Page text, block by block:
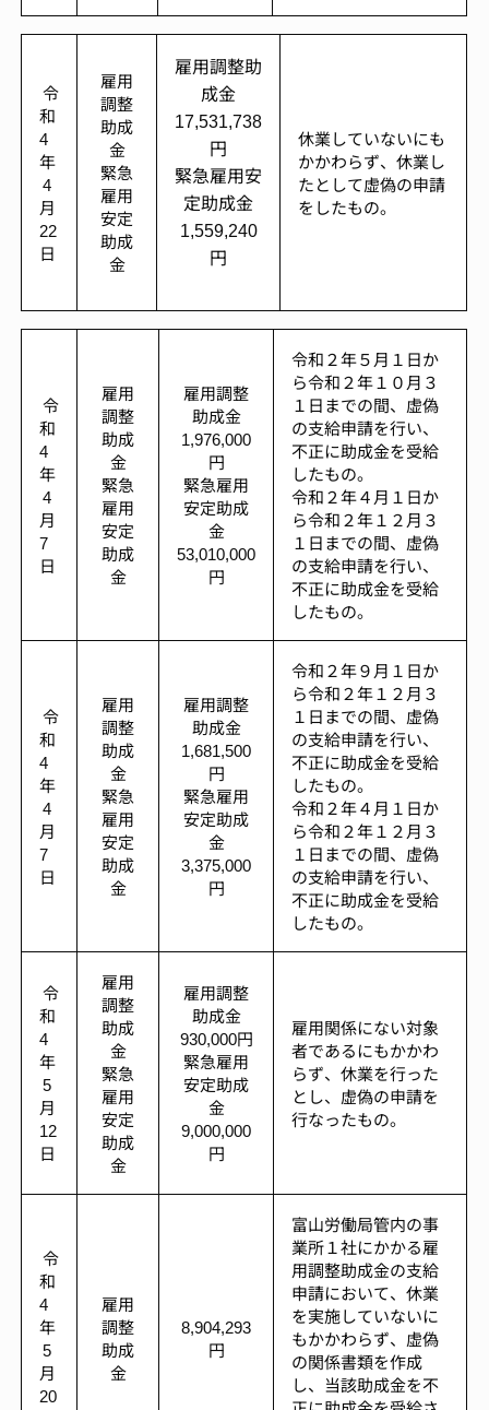
令
和
4
年
4
月
22
日
雇用
調整
助成
金
緊急
雇用
安定
助成
金
雇用調整助
成金
17,531,738
円
緊急雇用安
定助成金
1,559,240
円
休業していないにも
かかわらず、休業し
たとして虚偽の申請
をしたもの。
令
和
4
年
4
月
7
日
雇用
調整
助成
金
緊急
雇用
安定
助成
金
雇用調整
助成金
1,976,000
円
緊急雇用
安定助成
金
53,010,000
円
令和２年５月１日か
ら令和２年１０月３
１日までの間、虚偽
の支給申請を行い、
不正に助成金を受給
したもの。
令和２年４月１日か
ら令和２年１２月３
１日までの間、虚偽
の支給申請を行い、
不正に助成金を受給
したもの。
令
和
4
年
4
月
7
日
雇用
調整
助成
金
緊急
雇用
安定
助成
金
雇用調整
助成金
1,681,500
円
緊急雇用
安定助成
金
3,375,000
円
令和２年９月１日か
ら令和２年１２月３
１日までの間、虚偽
の支給申請を行い、
不正に助成金を受給
したもの。
令和２年４月１日か
ら令和２年１２月３
１日までの間、虚偽
の支給申請を行い、
不正に助成金を受給
したもの。
令
和
4
年
5
月
12
日
雇用
調整
助成
金
緊急
雇用
安定
助成
金
雇用調整
助成金
930,000円
緊急雇用
安定助成
金
9,000,000
円
雇用関係にない対象
者であるにもかかわ
らず、休業を行った
とし、虚偽の申請を
行なったもの。
令
和
4
年
5
月
20
雇用
調整
助成
金
8,904,293
円
富山労働局管内の事
業所１社にかかる雇
用調整助成金の支給
申請において、休業
を実施していないに
もかかわらず、虚偽
の関係書類を作成
し、当該助成金を不